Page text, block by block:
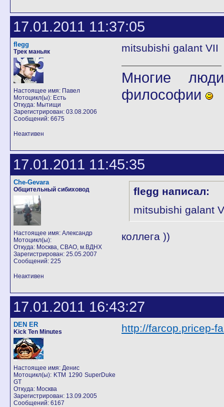
17.01.2011 11:37:05
flegg
Трек маньяк
Настоящее имя: Павел
Мотоцикл(ы): Есть
Откуда: Мытищи
Зарегистрирован: 03.08.2006
Сообщений: 6675
mitsubishi galant VII
Многие
философии
Неактивен
17.01.2011 11:45:35
Che-Gevara
Общительный сибиховод
Настоящее имя: Александр
Мотоцикл(ы):
Откуда: Москва, СВАО, м.ВДНХ
Зарегистрирован: 25.05.2007
Сообщений: 225
flegg написал:
mitsubishi galant
коллега ))
Неактивен
17.01.2011 16:43:27
DEN ER
Kick Ten Minutes
Настоящее имя: Денис
Мотоцикл(ы): KTM 1290 SuperDuke
GT
Откуда: Москва
Зарегистрирован: 13.09.2005
Сообщений: 6167
http://farcop.pricep-